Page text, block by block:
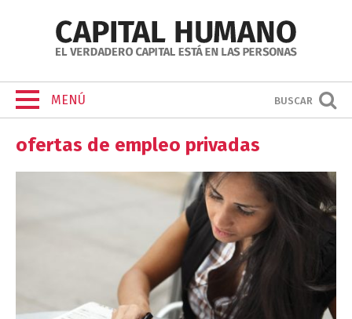
MENÚ BUSCAR
ofertas de empleo privadas